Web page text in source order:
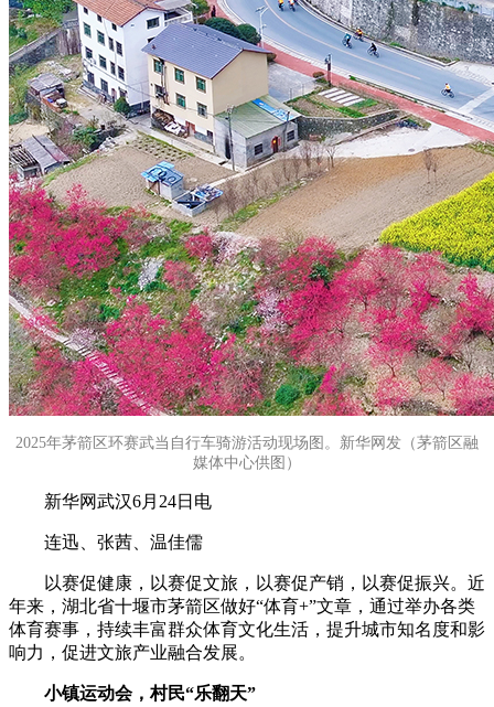
CCTV.节目官网 直播 节目单 栏目 片库 热播榜
2025年茅箭区环赛武当自行车骑游活动现场图。新华网发（茅箭区融
媒体中心供图）
新华网武汉6月24日电
连迅、张茜、温佳儒
以赛促健康，以赛促文旅，以赛促产销，以赛促振兴。近
年来，湖北省十堰市茅箭区做好“体育+”文章，通过举办各类
体育赛事，持续丰富群众体育文化生活，提升城市知名度和影
响力，促进文旅产业融合发展。
小镇运动会，村民“乐翻天”